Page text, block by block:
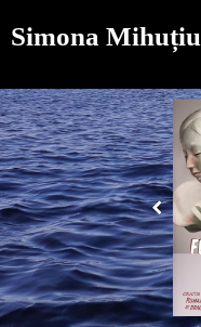
Simona Mihuțiu